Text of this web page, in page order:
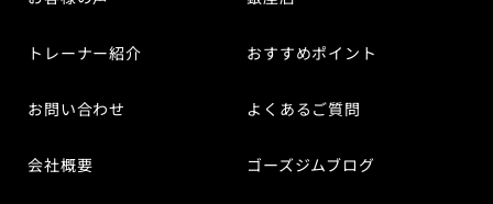
トレーナー紹介
お問い合わせ
会社概要
おすすめポイント
よくあるご質問
ゴーズジムブログ